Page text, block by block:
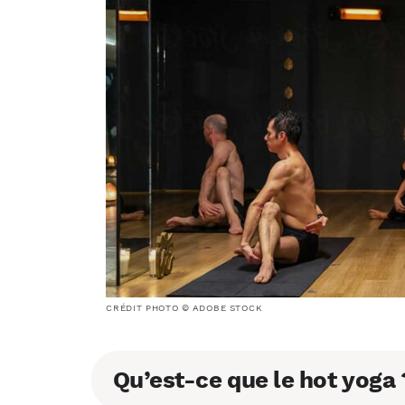
CRÉDIT PHOTO © ADOBE STOCK
Qu’est-ce que le hot yoga